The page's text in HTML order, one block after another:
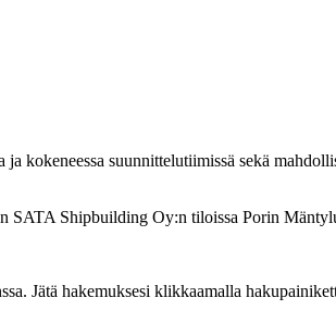
kokeneessa suunnittelutiimissä sekä
SATA Shipbuilding Oy:n tiloissa Porin
Jätä hakemuksesi klikkaamalla